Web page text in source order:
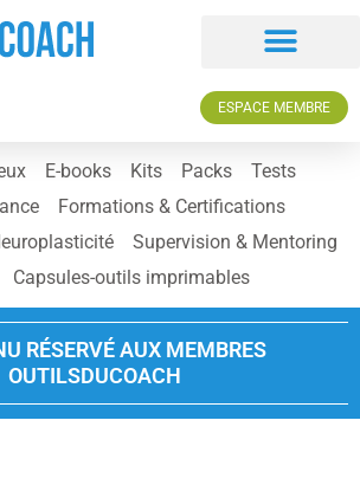
ESPACE MEMBRE
E-books Kits Packs
Tests
Formations & Certifications
Supervision & Mentoring
Capsules-outils imprimables
RÉSERVÉ AUX MEMBRES
OUTILSDUCOACH